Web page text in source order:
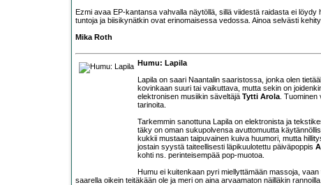
Ezmi avaa EP-kantansa vahvalla näytöllä, sillä viidestä raidasta ei
tuntoja ja biisikynätkin ovat erinomaisessa vedossa. Ainoa selvästi
Mika Roth
Humu: Lapila
Lapila on saari Naantalin saaristossa, jonka olen
kovinkaan suuri tai vaikuttava, mutta sekin on
elektronisen musiikin säveltäjä Tytti Arola .
tarinoita.
Tarkemmin sanottuna Lapila on elektronista ja
täky on oman sukupolvensa avuttomuutta
kukkii mustaan taipuvainen kuiva huumori, mutta
jostain syystä taiteellisesti läpikuulotettu päiväpoppis
kohti ns. perinteisempää pop-muotoa.
Humu ei kuitenkaan pyri miellyttämään massoja,
saarella oikein teitäkään ole ja meri on aina arvaamaton näilläkin rannoilla.